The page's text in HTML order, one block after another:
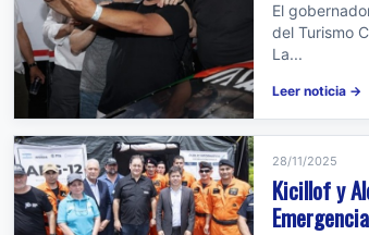
El
del Turismo
La...
Leer noticia →
28/11/2025
Kicillof y